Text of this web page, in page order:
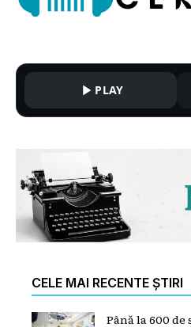
PLAY
CELE MAI RECENTE ȘTIRI
Până la 600